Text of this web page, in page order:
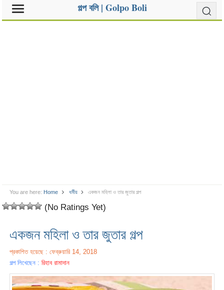
গল্প বলি | Golpo Boli
You are here: Home ধর্মীয় একজন মহিলা ও তার জুতার গল্প
(No Ratings Yet)
একজন মহিলা ও তার জুতার গল্প
প্রকাশিত হয়েছে : ফেব্রুয়ারি 14, 2018
গল্প লিখেছেন :রিহাব রামাদান